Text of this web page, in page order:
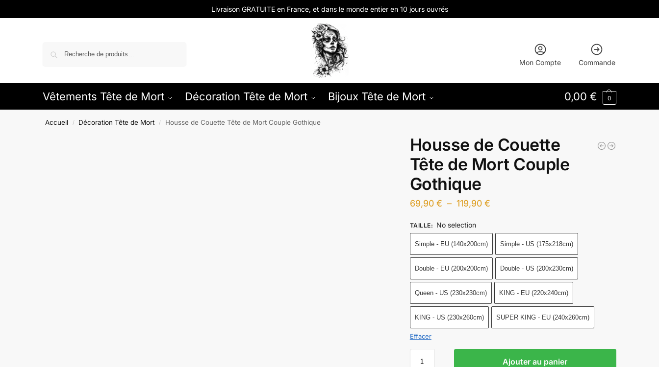
Livraison GRATUITE en France, et dans le monde entier en 10 jours ouvrés
Mon Compte Commande
Vêtements Tête de Mort Décoration Tête de Mort Bijoux Tête de Mort 0,00 € 0
Accueil / Décoration Tête de Mort / Housse de Couette Tête de Mort Couple Gothique
Housse de Couette
Tête de Mort Couple
Gothique
69,90 € – 119,90 €
TAILLE: No selection
Simple - EU (140x200cm) Simple - US (175x218cm)
Double - EU (200x200cm) Double - US (200x230cm)
Queen - US (230x230cm) KING - EU (220x240cm)
KING - US (230x260cm) SUPER KING - EU (240x260cm)
Effacer
Ajouter au panier